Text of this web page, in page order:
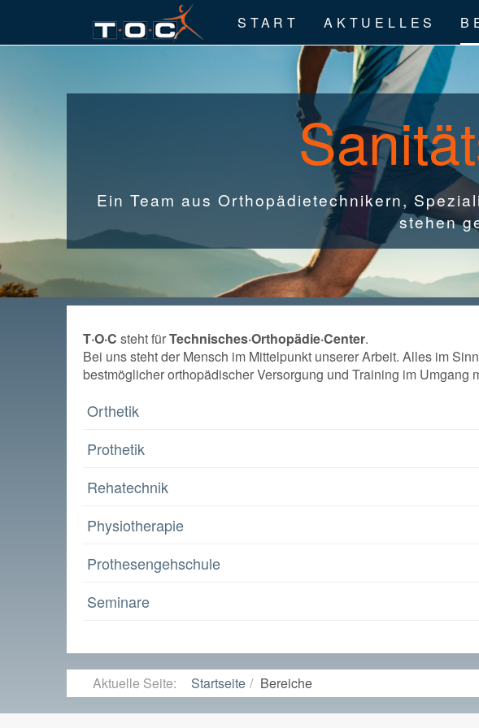
START AKTUELLES
Ein Team aus Orthopädietechnikern,
stehen
T·O·C steht fürTechnisches·Orthopädie·Center.
Bei uns steht der Mensch im Mittelpunkt unserer Arbeit. Alles im
bestmöglicher orthopädischer Versorgung und Training im Umgang
Orthetik
Prothetik
Rehatechnik
Physiotherapie
Prothesengehschule
Seminare
Aktuelle Seite: Startseite Bereiche